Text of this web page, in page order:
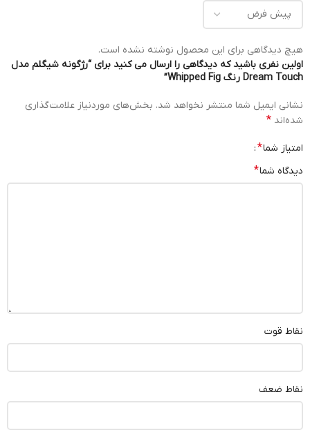
هیچ دیدگاهی برای این محصول نوشته نشده است.
اولین نفری باشید که دیدگاهی را ارسال می کنید برای “رژگونه شیگلم مدل
Dream Touch رنگ Whipped Fig”
نشانی ایمیل شما منتشر نخواهد شد. بخش‌های موردنیاز علامت‌گذاری
شده‌اند *
امتیاز شما*
دیدگاه شما*
نقاط قوت
نقاط ضعف